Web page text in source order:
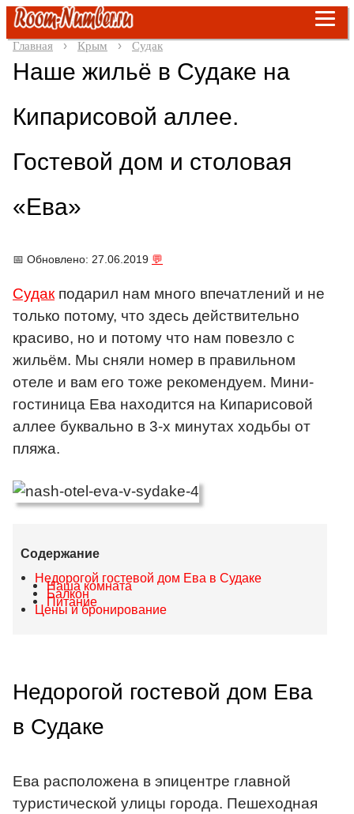
Главная Крым Судак
Наше жильё в Судаке на
Кипарисовой аллее.
Гостевой дом и столовая
«Ева»
📅 Обновлено: 27.06.2019 💬
Судак подарил нам много впечатлений и не
только потому, что здесь действительно
красиво, но и потому что нам повезло с
жильём. Мы сняли номер в правильном
отеле и вам его тоже рекомендуем. Мини-
гостиница Ева находится на Кипарисовой
аллее буквально в 3-х минутах ходьбы от
пляжа.
Содержание
Недорогой гостевой дом Ева в Судаке
Наша комната
Балкон
Питание
Цены и бронирование
Недорогой гостевой дом Ева
в Судаке
Ева расположена в эпицентре главной
туристической улицы города. Пешеходная